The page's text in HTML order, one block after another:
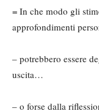
= In che modo gli
approfondimenti
– potrebbero essere
uscita…
– o forse dalla